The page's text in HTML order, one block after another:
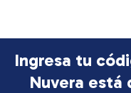
Ingresa tu
Nuvera está